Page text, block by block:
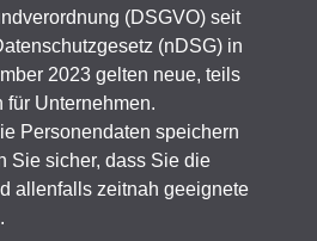
(DSGVO) seit
(nDSG) in
2023 gelten neue, teils
für Unternehmen.
Personendaten speichern
Sie sicher, dass Sie die
allenfalls zeitnah geeignete